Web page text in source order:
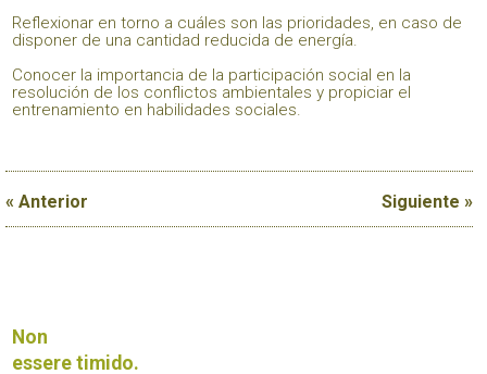
Reflexionar en torno a cuáles son las prioridades, en caso de
disponer de una cantidad reducida de energía.
Conocer la importancia de la participación social en la
resolución de los conflictos ambientales y propiciar el
entrenamiento en habilidades sociales.
« Anterior Siguiente »
Non
essere timido.